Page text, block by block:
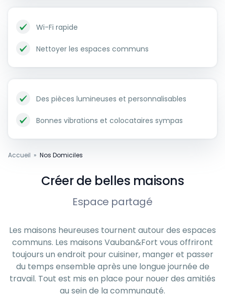
Wi-Fi rapide
Nettoyer les espaces communs
Des pièces lumineuses et personnalisables
Bonnes vibrations et colocataires sympas
Accueil » Nos Domiciles
Créer de belles maisons
Espace partagé
Les maisons heureuses tournent autour des espaces
communs. Les maisons Vauban&Fort vous offriront
toujours un endroit pour cuisiner, manger et passer
du temps ensemble après une longue journée de
travail. Tout est mis en place pour nouer des amitiés
au sein de la communauté.